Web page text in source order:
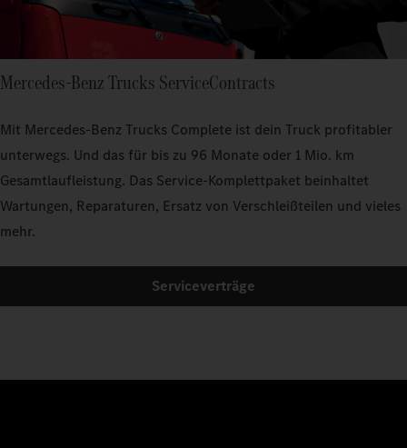
Mercedes‑Benz Trucks ServiceContracts
Mit Mercedes‑Benz Trucks Complete ist dein Truck profitabler
unterwegs. Und das für bis zu 96 Monate oder 1 Mio. km
Gesamtlaufleistung. Das Service-Komplettpaket beinhaltet
Wartungen, Reparaturen, Ersatz von Verschleißteilen und vieles
mehr.
Serviceverträge